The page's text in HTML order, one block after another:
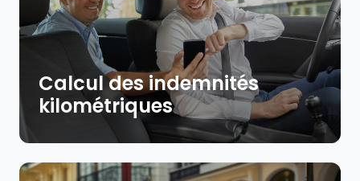
Calcul des indemnités
kilométriques